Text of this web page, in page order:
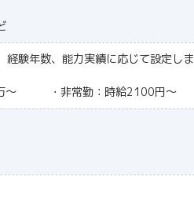
験年数、能力実績に応じて設定しま
〜 ・非常勤：時給2100円〜